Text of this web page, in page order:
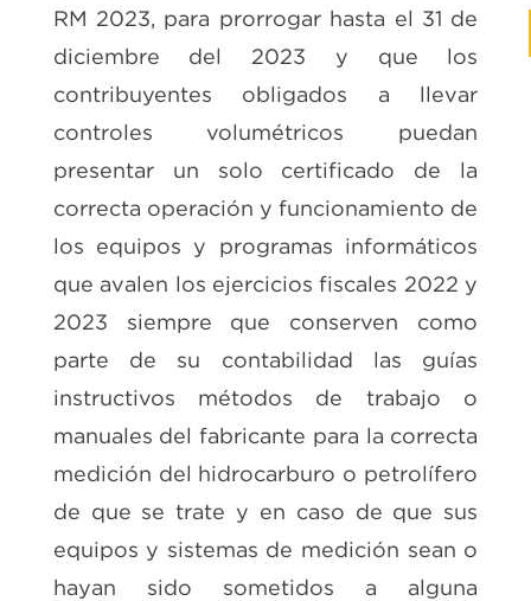
RM 2023, para prorrogar hasta el 31 de
diciembre del 2023 y que los
contribuyentes obligados a llevar
controles volumétricos puedan
presentar un solo certificado de la
correcta operación y funcionamiento de
los equipos y programas informáticos
que avalen los ejercicios fiscales 2022 y
2023 siempre que conserven como
parte de su contabilidad las guías
instructivos métodos de trabajo o
manuales del fabricante para la correcta
medición del hidrocarburo o petrolífero
de que se trate y en caso de que sus
equipos y sistemas de medición sean o
hayan sido sometidos a alguna